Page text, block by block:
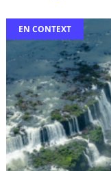
EN CONTEXT